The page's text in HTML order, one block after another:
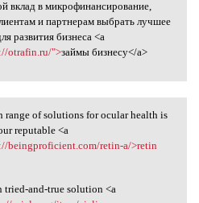
вклад в микрофинансирование,
и партнерам выбрать лучшее
развития бизнеса <a
otrafin.ru/">займы бизнесу</a>
range of solutions
range of solutions for ocular health is
reputable <a
beingproficient.com/retin-a/>retin
tried-and-true solution <a